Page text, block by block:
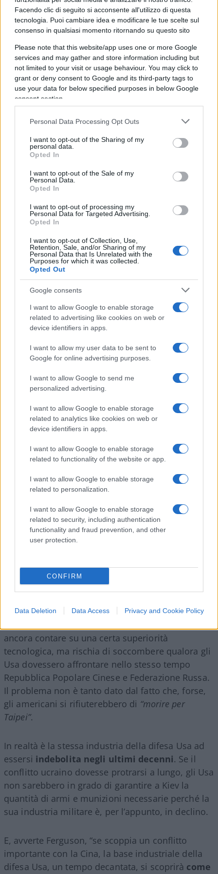
Facendo clic di seguito si acconsente all'utilizzo di questa
tecnologia. Puoi cambiare idea e modificare le tue scelte sul
consenso in qualsiasi momento ritornando su questo sito
Please note that this website/app uses one or more Google
services and may gather and store information including but
not limited to your visit or usage behaviour. You may click to
grant or deny consent to Google and its third-party tags to
use your data for below specified purposes in below Google
consent section.
Personal Data Processing Opt Outs
I want to opt-out of the Sharing of my
personal data.
Opted In
I want to opt-out of the Sale of my
Personal Data.
Opted In
I want to opt-out of processing my
Personal Data for Targeted Advertising.
Opted In
I want to opt-out of Collection, Use,
Retention, Sale, and/or Sharing of my
Personal Data that Is Unrelated with the
Purposes for which it was collected.
Opted Out
Google consents
I want to allow Google to enable storage
related to advertising like cookies on web or
device identifiers in apps.
I want to allow my user data to be sent to
Google for online advertising purposes.
I want to allow Google to send me
personalized advertising.
I want to allow Google to enable storage
related to analytics like cookies on web or
device identifiers in apps.
I want to allow Google to enable storage
related to functionality of the website or app.
I want to allow Google to enable storage
related to personalization.
I want to allow Google to enable storage
related to security, including authentication
functionality and fraud prevention, and other
user protection.
CONFIRM
Data Deletion Data Access Privacy and Cookie Policy
La sfida cinese
Comunque c’è poco da scherzare. Lo storico e
politologo americanoRobert Kaganha notato
che, come la Germania nazista e il Giappone
imperiale, la Repubblica Popolare è una potenza
emergente determinata a dominare in modo
competenza. Ed è altresì convinta che la forza
militare americana sia in fase di declino. Proprio
per questo sta cercando di
aerostatici, quindi, possono servire).
Altrettanto importante, probabilmente, è la
consapevolezza cinese che quella Usa è
società molto divisae, pertanto, assai fragile. I
fenomeni delpolitically correcte della
culturel’hanno profondamenteminata
dall’interno, al punto che è ormai arduo parlare
di una visione del mondo “condivisa” negli Stati
Naturalmente con il Partito unico e il controllo
ossessivo esercitato sui cittadini, a Pechino non
devono preoccuparsi di simili fenomeni. Per loro
è sufficiente stringere le maglie della censura e
accaduto a Hong Kong).
La Cina comunista, insomma, starebbe facendo i
sfidare direttamente gli Stati Uniti
e realizzare
il sogno diXi Jinping, prendere finalmente il
controllo di Taiwan e procedere nella conquista
definitiva del Mar Cinese Meridionale (progetto,
questo, che risale addirittura ai tempi del Celeste
Industria militare in declino
Niall Ferguson
sottolinea che la potenza bellica
ancora contare su una certa superiorità
tecnologica, ma rischia di soccombere qualora gli
Usa dovessero affrontare nello stesso tempo
Repubblica Popolare Cinese e Federazione Russa.
Il problema non è tanto dato dal fatto che, forse,
gli americani si rifiuterebbero di “morire per
Taipei”.
In realtà è la stessa industria della difesa Usa ad
essersi indebolita negli ultimi decenni. Se il
conflitto ucraino dovesse protrarsi a lungo, gli Usa
non sarebbero in grado di garantire a Kiev la
quantità di armi e munizioni necessarie perché la
sua industria militare è, per l’appunto, in declino.
E, avverte Ferguson, “se scoppia un conflitto
importante con la Cina, la base industriale della
difesa Usa, un tempo decantata, si scoprirà come